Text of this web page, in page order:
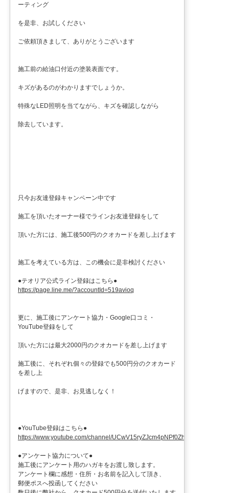
ーティング
を是非、お試しください
ご依頼頂きまして、ありがとうございます
施工前の給油口付近の塗装表面です。
キズがあるのがわかりますでしょうか。
特殊なLED照明を当てながら、キズを確認しながら
除去しています。
只今お友達登録キャンペーン中です
施工を頂いたオーナー様でラインお友達登録をして
頂いた方には、施工後500円のクオカードを差し上げます
施工を考えている方は、この機会に是非検討ください
●テオリア公式ライン登録はこちら●
https://page.line.me/?accountId=519avioq
更に、施工後にアンケート協力・Google口コミ・
YouTube登録をして
頂いた方には最大2000円のクオカードを差し上げます
施工後に、それぞれ個々の登録でも500円分のクオカード
を差し上
げますので、是非、お見逃しなく！
●YouTube登録はこちら●
https://www.youtube.com/channel/UCwV15ryZJcm4pNPf0ZhXu9g
●アンケート協力について●
施工後にアンケート用のハガキをお渡し致します。
アンケート欄に感想・住所・お名前を記入して頂き、
郵便ポスへ投函してください